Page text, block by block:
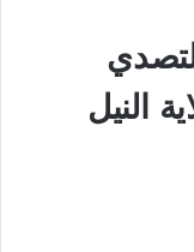
النيل